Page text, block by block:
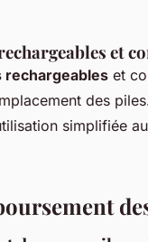
et
rechargeables et
des
simplifiée